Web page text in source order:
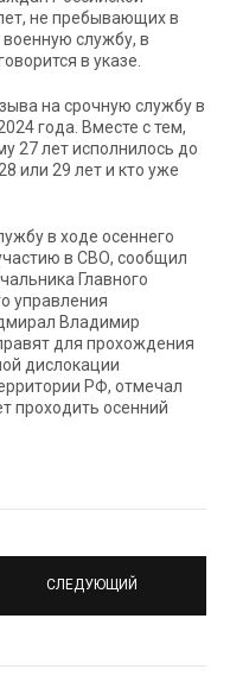
не пребывающих в
службу, в
в указе.
на срочную службу в
года. Вместе с тем,
27 лет исполнилось до
или 29 лет и кто уже
в ходе осеннего
в СВО, сообщил
Главного
управления
Владимир
для прохождения
дислокации
РФ, отмечал
проходить осенний
СЛЕДУЮЩИЙ